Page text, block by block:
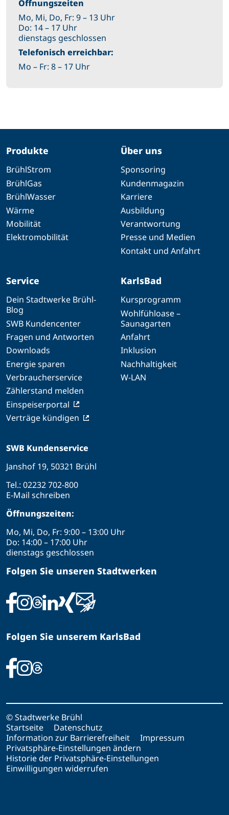
Öffnungszeiten
Mo, Mi, Do, Fr: 9 – 13 Uhr
Do: 14 – 17 Uhr
dienstags geschlossen
Telefonisch erreichbar:
Mo – Fr: 8 – 17 Uhr
Produkte
BrühlStrom
BrühlGas
BrühlWasser
Wärme
Mobilität
Elektromobilität
Über uns
Sponsoring
Kundenmagazin
Karriere
Ausbildung
Verantwortung
Presse und Medien
Kontakt und Anfahrt
Service
Dein Stadtwerke Brühl-
Blog
SWB Kundencenter
Fragen und Antworten
Downloads
Energie sparen
Verbraucherservice
Zählerstand melden
Einspeiserportal
Verträge kündigen
KarlsBad
Kursprogramm
Wohlfühloase –
Saunagarten
Anfahrt
Inklusion
Nachhaltigkeit
W-LAN
SWB Kundenservice
Janshof 19, 50321 Brühl
Tel.: 02232 702-800
E-Mail schreiben
Öffnungszeiten:
Mo, Mi, Do, Fr: 9:00 – 13:00 Uhr
Do: 14:00 – 17:00 Uhr
dienstags geschlossen
Folgen Sie unseren Stadtwerken
Folgen Sie unserem KarlsBad
© Stadtwerke Brühl
Startseite
Datenschutz
Information zur Barrierefreiheit
Impressum
Privatsphäre-Einstellungen ändern
Historie der Privatsphäre-Einstellungen
Einwilligungen widerrufen